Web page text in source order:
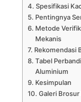
Spesifikasi
Pentingnya
Metode
Mekanis
Rekomendasi
Tabel
Aluminium
Kesimpulan
Galeri Brosur